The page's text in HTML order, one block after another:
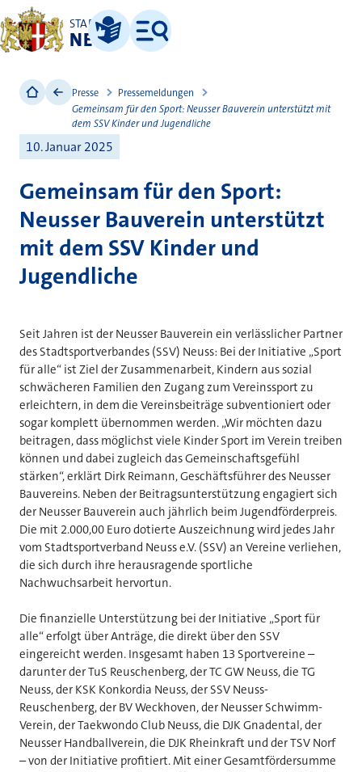
STADT
NEUSS
Leichte Sprache
Menü
Presse
Pressemeldungen
Gemeinsam für den Sport: Neusser Bauverein unterstützt mit
dem SSV Kinder und Jugendliche
10. Januar 2025
Gemeinsam für den Sport:
Neusser Bauverein unterstützt
mit dem SSV Kinder und
Jugendliche
Seit Jahren ist der Neusser Bauverein ein verlässlicher Partner
des Stadtsportverbandes (SSV) Neuss: Bei der Initiative „Sport
für alle“ ist Ziel der Zusammenarbeit, Kindern aus sozial
schwächeren Familien den Zugang zum Vereinssport zu
erleichtern, in dem die Vereinsbeiträge subventioniert oder
sogar komplett übernommen werden. „Wir möchten dazu
beitragen, dass möglichst viele Kinder Sport im Verein treiben
können und dabei zugleich das Gemeinschaftsgefühl
stärken“, erklärt Dirk Reimann, Geschäftsführer des Neusser
Bauvereins. Neben der Beitragsunterstützung engagiert sich
der Neusser Bauverein auch jährlich beim Jugendförderpreis.
Die mit 2.000,00 Euro dotierte Auszeichnung wird jedes Jahr
vom Stadtsportverband Neuss e.V. (SSV) an Vereine verliehen,
die sich durch ihre herausragende sportliche
Nachwuchsarbeit hervortun.
Die finanzielle Unterstützung bei der Initiative „Sport für
alle“ erfolgt über Anträge, die direkt über den SSV
eingereicht werden. Insgesamt haben 13 Sportvereine –
darunter der TuS Reuschenberg, der TC GW Neuss, die TG
Neuss, der KSK Konkordia Neuss, der SSV Neuss-
Reuschenberg, der BV Weckhoven, der Neusser Schwimm-
Verein, der Taekwondo Club Neuss, die DJK Gnadental, der
Neusser Handballverein, die DJK Rheinkraft und der TSV Norf
– von der Initiative profitiert. Mit einer Gesamtfördersumme